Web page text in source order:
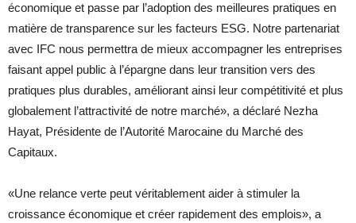
économique et passe par l’adoption des meilleures pratiques en
matière de transparence sur les facteurs ESG. Notre partenariat
avec IFC nous permettra de mieux accompagner les entreprises
faisant appel public à l’épargne dans leur transition vers des
pratiques plus durables, améliorant ainsi leur compétitivité et plus
globalement l’attractivité de notre marché», a déclaré Nezha
Hayat, Présidente de l’Autorité Marocaine du Marché des
Capitaux.
«Une relance verte peut véritablement aider à stimuler la
croissance économique et créer rapidement des emplois», a